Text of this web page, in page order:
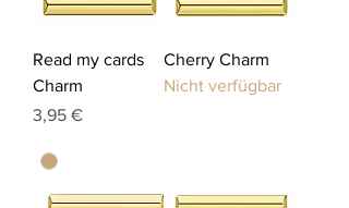
Read my cards
Charm
Preis
3,95 €
Cherry Charm
Nicht verfügbar